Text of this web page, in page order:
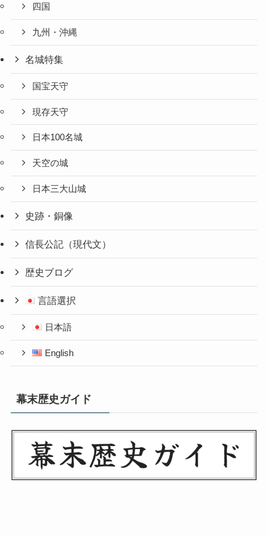
四国
九州・沖縄
名城特集
国宝天守
現存天守
日本100名城
天空の城
日本三大山城
史跡・銅像
信長公記（現代文）
歴史ブログ
言語選択
日本語
English
幕末歴史ガイド